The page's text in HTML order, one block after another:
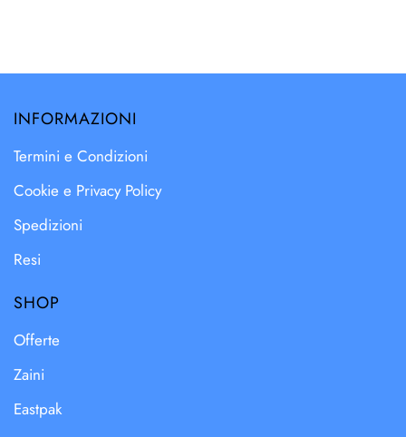
INFORMAZIONI
Termini e Condizioni
Cookie e Privacy Policy
Spedizioni
Resi
SHOP
Offerte
Zaini
Eastpak